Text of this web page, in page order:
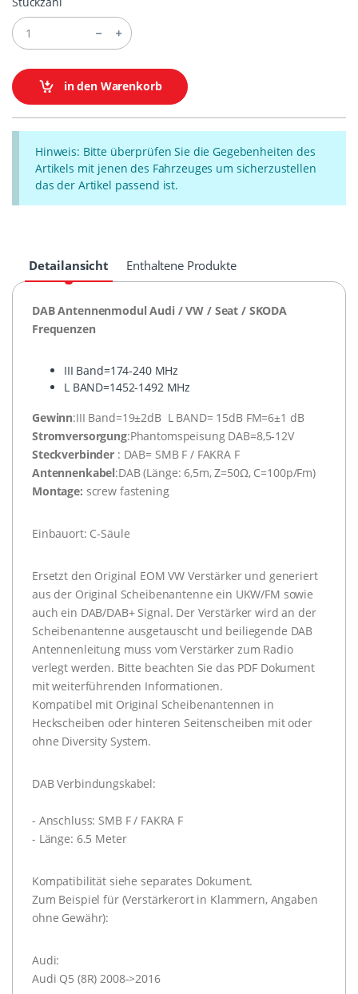
in den Warenkorb
Hinweis: Bitte überprüfen Sie die Gegebenheiten des
Artikels mit jenen des Fahrzeuges um sicherzustellen
das der Artikel passend ist.
Detailansicht Enthaltene Produkte
DAB Antennenmodul Audi / VW / Seat / SKODA
Frequenzen
III Band=174-240 MHz
L BAND=1452-1492 MHz
Gewinn:III Band=19±2dB L BAND= 15dB FM=6±1 dB
Stromversorgung:Phantomspeisung DAB=8,5-12V
Steckverbinder: DAB= SMB F / FAKRA F
Antennenkabel:DAB (Länge: 6,5m, Z=50Ω, C=100p/Fm)
Montage: screw fastening
Einbauort: C-Säule
Ersetzt den Original EOM VW Verstärker und generiert
aus der Original Scheibenantenne ein UKW/FM sowie
auch ein DAB/DAB+ Signal. Der Verstärker wird an der
Scheibenantenne ausgetauscht und beiliegende DAB
Antennenleitung muss vom Verstärker zum Radio
verlegt werden. Bitte beachten Sie das PDF Dokument
mit weiterführenden Informationen.
Kompatibel mit Original Scheibenantennen in
Heckscheiben oder hinteren Seitenscheiben mit oder
ohne Diversity System.
DAB Verbindungskabel:
- Anschluss: SMB F / FAKRA F
- Länge: 6.5 Meter
Kompatibilität siehe separates Dokument.
Zum Beispiel für (Verstärkerort in Klammern, Angaben
ohne Gewähr):
Audi:
Audi Q5 (8R) 2008->2016